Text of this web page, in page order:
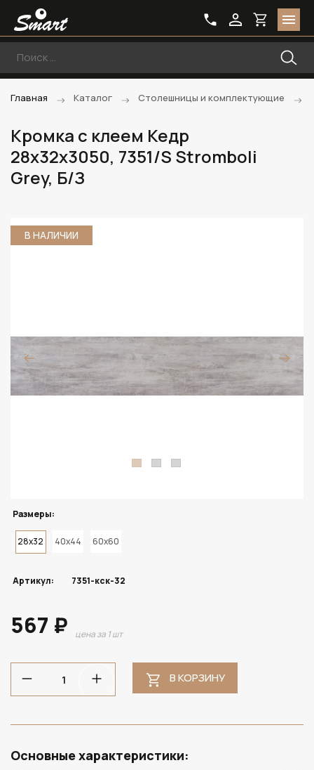
Главная Каталог Столешницы и комплектующие
Кромка с клеем Кедр
28х32х3050, 7351/S Stromboli
Grey, Б/З
В НАЛИЧИИ
Размеры:
28x32 40x44 60x60
Артикул: 7351-кск-32
567 ₽ цена за 1 шт
В КОРЗИНУ
Основные характеристики: